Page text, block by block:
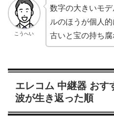
こうへい
数字の大きいモ
ルのほうが個人
古いと宝の持ち腐
エレコム 中継器 おす
波が生き返った順